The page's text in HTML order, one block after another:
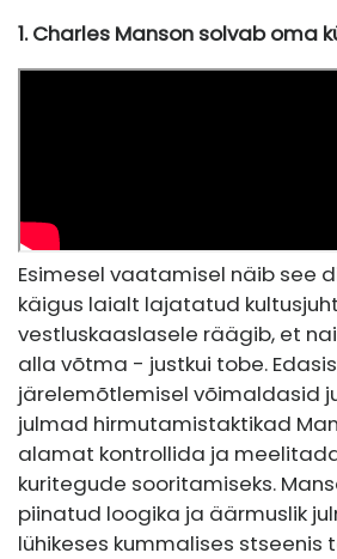
1. Charles Manson solvab oma
Esimesel vaatamisel näib see
käigus laialt lajatatud
vestluskaaslasele räägib, et
alla võtma - justkui tobe.
järelemõtlemisel võimaldasid
julmad hirmutamistaktikad
alamat kontrollida ja
kuritegude sooritamiseks.
piinatud loogika ja äärmuslik
lühikeses kummalises stseenis